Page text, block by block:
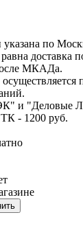
указана по
доставка
МКАДа.
и "Деловые
- 1200 руб.